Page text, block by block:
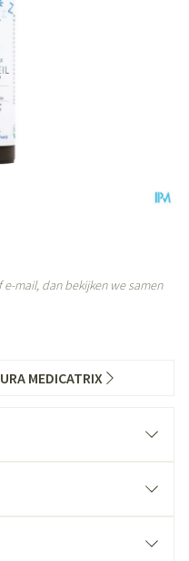
mail, dan bekijken we samen
MEDICATRIX